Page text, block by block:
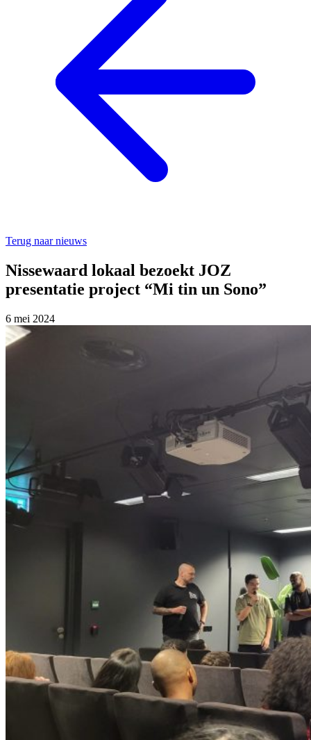
Terug naar nieuws
Nissewaard lokaal bezoekt JOZ
presentatie project “Mi tin un Sono”
6 mei 2024